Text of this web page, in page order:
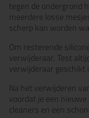
tegen de ondergrond
meerdere losse
scherp kan worden
Om resterende
verwijderaar. Test
verwijderaar geschikt
Na het verwijderen
voordat je een
cleaners en een